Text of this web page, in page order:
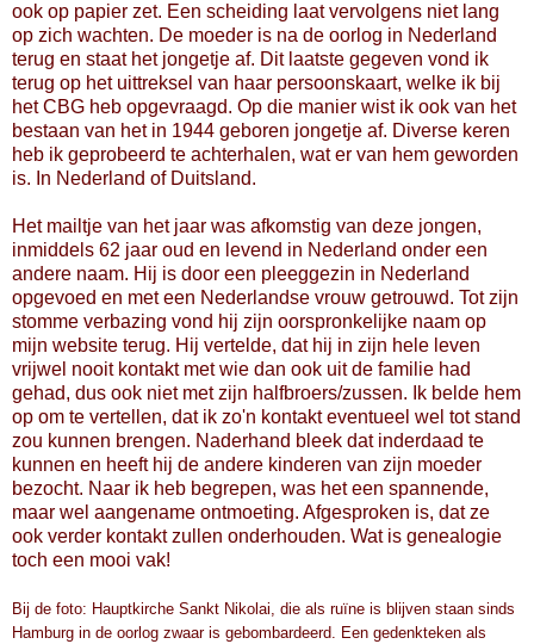
ook op papier zet. Een scheiding laat vervolgens niet lang
op zich wachten. De moeder is na de oorlog in Nederland
terug en staat het jongetje af. Dit laatste gegeven vond ik
terug op het uittreksel van haar persoonskaart, welke ik bij
het CBG heb opgevraagd. Op die manier wist ik ook van het
bestaan van het in 1944 geboren jongetje af. Diverse keren
heb ik geprobeerd te achterhalen, wat er van hem geworden
is. In Nederland of Duitsland.
Het mailtje van het jaar was afkomstig van deze jongen,
inmiddels 62 jaar oud en levend in Nederland onder een
andere naam. Hij is door een pleeggezin in Nederland
opgevoed en met een Nederlandse vrouw getrouwd. Tot zijn
stomme verbazing vond hij zijn oorspronkelijke naam op
mijn website terug. Hij vertelde, dat hij in zijn hele leven
vrijwel nooit kontakt met wie dan ook uit de familie had
gehad, dus ook niet met zijn halfbroers/zussen. Ik belde hem
op om te vertellen, dat ik zo'n kontakt eventueel wel tot stand
zou kunnen brengen. Naderhand bleek dat inderdaad te
kunnen en heeft hij de andere kinderen van zijn moeder
bezocht. Naar ik heb begrepen, was het een spannende,
maar wel aangename ontmoeting. Afgesproken is, dat ze
ook verder kontakt zullen onderhouden. Wat is genealogie
toch een mooi vak!
Bij de foto: Hauptkirche Sankt Nikolai, die als ruïne is blijven staan sinds
Hamburg in de oorlog zwaar is gebombardeerd. Een gedenkteken als